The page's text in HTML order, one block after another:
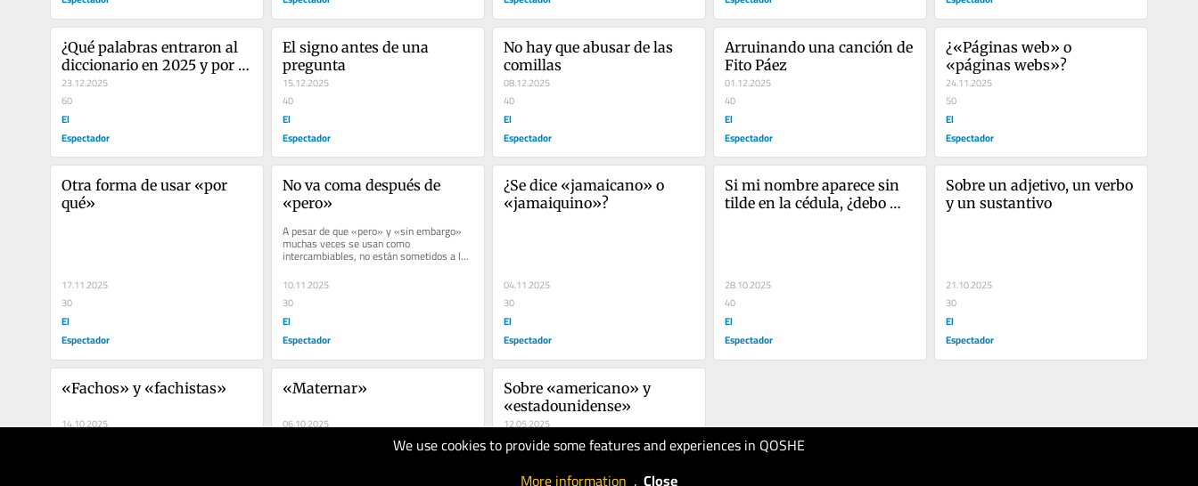
We use cookies to provide some features and experiences in QOSHE
More information . Close
¿Qué palabras entraron al
diccionario en 2025 y por
qué algunas son polémicas?
23.12.2025
60
El
Espectador
El signo antes de una
pregunta
15.12.2025
40
El
Espectador
No hay que abusar de las
comillas
08.12.2025
40
El
Espectador
Arruinando una canción de
Fito Páez
01.12.2025
40
El
Espectador
¿«Páginas web» o
«páginas webs»?
24.11.2025
50
El
Espectador
Otra forma de usar «por
qué»
17.11.2025
30
El
Espectador
No va coma después de
«pero»
A pesar de que «pero» y «sin embargo»
muchas veces se usan como
intercambiables, no están sometidos a las
normas de ortografía de la misma...
10.11.2025
30
El
Espectador
¿Se dice «jamaicano» o
«jamaiquino»?
04.11.2025
30
El
Espectador
Si mi nombre aparece sin
tilde en la cédula, ¿debo
28.10.2025
40
El
Espectador
Sobre un adjetivo, un verbo
y un sustantivo
21.10.2025
30
El
Espectador
«Fachos» y «fachistas»
14.10.2025
«Maternar»
06.10.2025
Sobre «americano» y
«estadounidense»
12.05.2025
50
El
Espectador